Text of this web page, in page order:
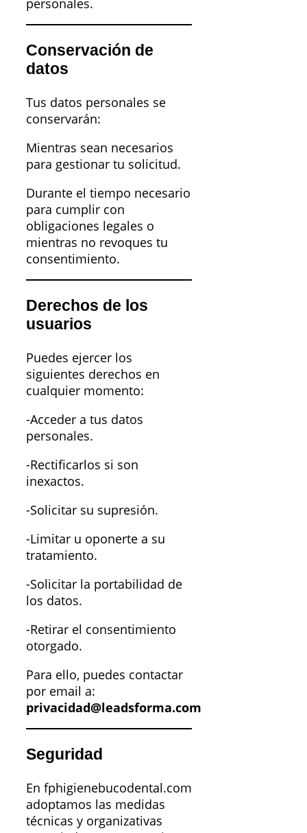
Conservación de
datos
Tus datos personales se
conservarán:
Mientras sean necesarios
para gestionar tu solicitud.
Durante el tiempo necesario
para cumplir con
obligaciones legales o
mientras no revoques tu
consentimiento.
Derechos de los
usuarios
Puedes ejercer los
siguientes derechos en
cualquier momento:
-Acceder a tus datos
personales.
-Rectificarlos si son
inexactos.
-Solicitar su supresión.
-Limitar u oponerte a su
tratamiento.
-Solicitar la portabilidad de
los datos.
-Retirar el consentimiento
otorgado.
Para ello, puedes contactar
por email a:
privacidad@leadsforma.com
Seguridad
En fphigienebucodental.com
adoptamos las medidas
técnicas y organizativas